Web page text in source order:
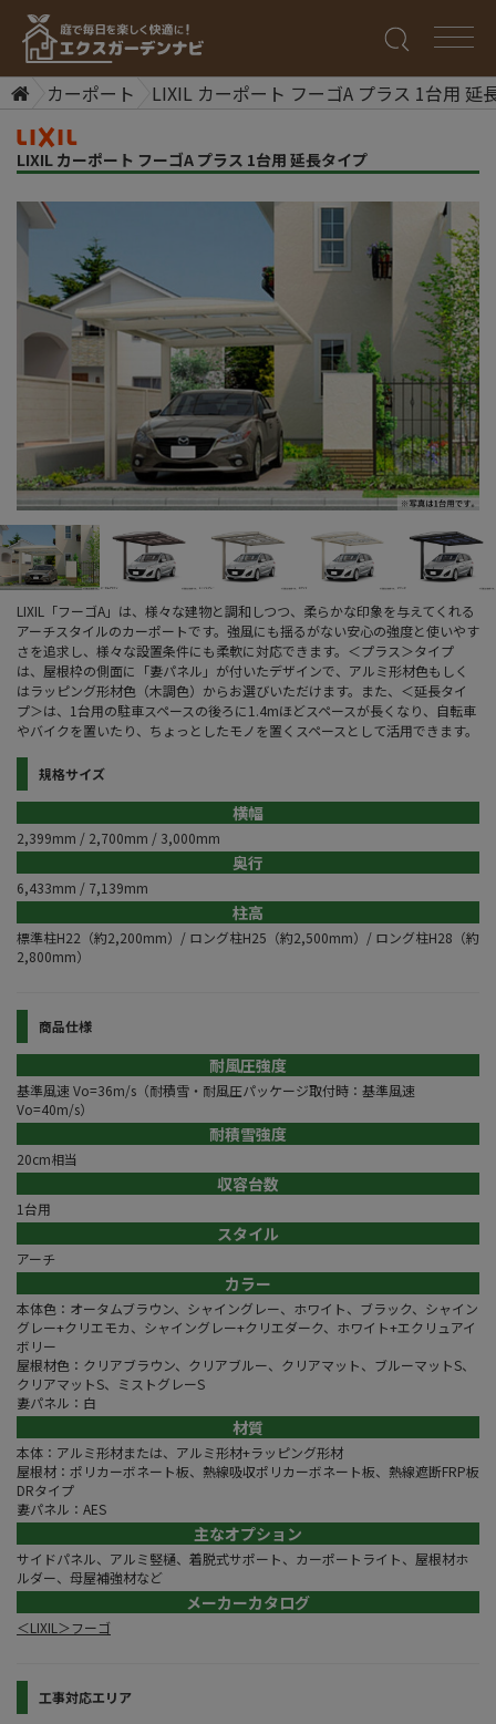
カーポート LIXIL カーポート フーゴA プラス 1台用 延
LIXIL カーポート フーゴA プラス 1台用 延長タイプ
LIXIL「フーゴA」は、様々な建物と調和しつつ、柔らかな印象を与えてくれる
アーチスタイルのカーポートです。強風にも揺るがない安心の強度と使いやす
さを追求し、様々な設置条件にも柔軟に対応できます。＜プラス＞タイプ
は、屋根枠の側面に「妻パネル」が付いたデザインで、アルミ形材色もしく
はラッピング形材色（木調色）からお選びいただけます。また、＜延長タイ
プ＞は、1台用の駐車スペースの後ろに1.4mほどスペースが長くなり、自転車
やバイクを置いたり、ちょっとしたモノを置くスペースとして活用できます。
規格サイズ
横幅
2,399mm / 2,700mm / 3,000mm
奥行
6,433mm / 7,139mm
柱高
標準柱H22（約2,200mm）/ ロング柱H25（約2,500mm）/ ロング柱H28（約
2,800mm）
商品仕様
耐風圧強度
基準風速 Vo=36m/s（耐積雪・耐風圧パッケージ取付時：基準風速
Vo=40m/s）
耐積雪強度
20cm相当
収容台数
1台用
スタイル
アーチ
カラー
本体色：オータムブラウン、シャイングレー、ホワイト、ブラック、シャイン
グレー+クリエモカ、シャイングレー+クリエダーク、ホワイト+エクリュアイ
ボリー
屋根材色：クリアブラウン、クリアブルー、クリアマット、ブルーマットS、
クリアマットS、ミストグレーS
妻パネル：白
材質
本体：アルミ形材または、アルミ形材+ラッピング形材
屋根材：ポリカーボネート板、熱線吸収ポリカーボネート板、熱線遮断FRP板
DRタイプ
妻パネル：AES
主なオプション
サイドパネル、アルミ竪樋、着脱式サポート、カーポートライト、屋根材ホ
ルダー、母屋補強材など
メーカーカタログ
＜LIXIL＞フーゴ
工事対応エリア